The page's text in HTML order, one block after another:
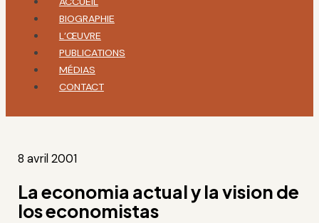
BIOGRAPHIE
L’ŒUVRE
PUBLICATIONS
MÉDIAS
CONTACT
8 avril 2001
La economia actual y la vision de
los economistas